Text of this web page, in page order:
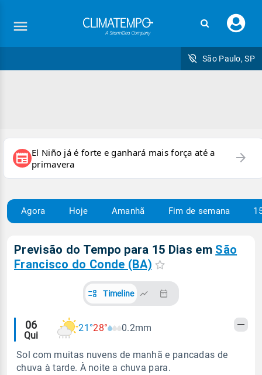
seu
São Paulo, SP
newspaper El Niño já é forte e ganhará mais força até a
primavera
arrow_forward
Agora Hoje Amanhã Fim de semana
Previsão do Tempo para 15 Dias em São
Francisco do Conde (BA)
Timeline
Alertas
meteorológicos
06
Qui
21°28° 0.2mm
Sol com muitas nuvens de manhã e pancadas de
chuva à tarde. À noite a chuva para.